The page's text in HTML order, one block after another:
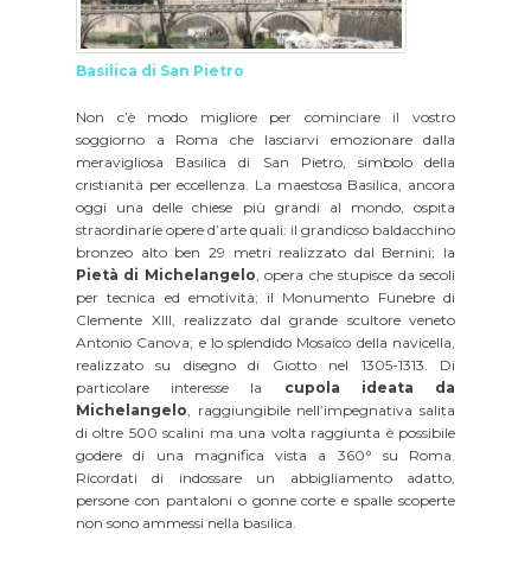
Basilica di San Pietro
Non c’è modo migliore per cominciare il vostro
soggiorno a Roma che lasciarvi emozionare dalla
meravigliosa Basilica di San Pietro, simbolo della
cristianità per eccellenza. La maestosa Basilica, ancora
oggi una delle chiese più grandi al mondo, ospita
straordinarie opere d’arte quali: il grandioso baldacchino
bronzeo alto ben 29 metri realizzato dal Bernini; la
Pietà di Michelangelo, opera che stupisce da secoli
per tecnica ed emotività; il Monumento Funebre di
Clemente XIII, realizzato dal grande scultore veneto
Antonio Canova; e lo splendido Mosaico della navicella,
realizzato su disegno di Giotto nel 1305-1313. Di
particolare interesse la cupola ideata da
Michelangelo, raggiungibile nell’impegnativa salita
di oltre 500 scalini ma una volta raggiunta è possibile
godere di una magnifica vista a 360° su Roma.
Ricordati di indossare un abbigliamento adatto,
persone con pantaloni o gonne corte e spalle scoperte
non sono ammessi nella basilica.